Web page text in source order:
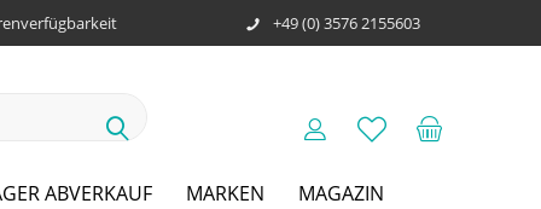
+49 (0) 3576 2155603
ABVERKAUF MARKEN MAGAZIN